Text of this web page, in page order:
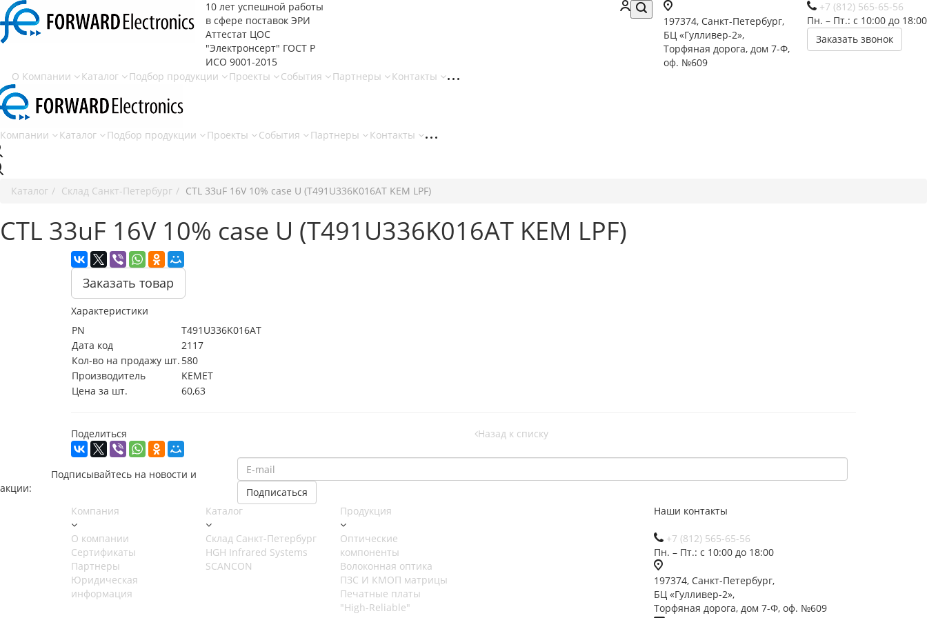
10 лет успешной работы
в сфере поставок ЭРИ
Аттестат ЦОС
"Электронсерт" ГОСТ Р
ИСО 9001-2015
+7 (812) 565-65-56
Пн. – Пт.: с 10:00 до 18:00
Заказать звонок
197374, Санкт-Петербург,
БЦ «Гулливер-2»,
Торфяная дорога, дом 7-Ф,
оф. №609
О Компании
Каталог Подбор продукции Проекты События Партнеры Контакты
Каталог Подбор продукции Проекты События Партнеры Контакты
Каталог Cклад Санкт-Петербург CTL 33uF 16V 10% case U (T491U336K016AT KEM LPF)
CTL 33uF 16V 10% case U (T491U336K016AT KEM LPF)
Заказать товар
Характеристики
PN
T491U336K016AT
Дата код
2117
Кол-во на продажу шт. 580
Производитель
KEMET
Цена за шт.
60,63
Поделиться Назад к списку
Подписывайтесь на новости и
акции:
Компания
О компании
Сертификаты
Партнеры
Юридическая
информация
Каталог
Cклад Санкт-Петербург
HGH Infrared Systems
SCANCON
Продукция
Оптические
компоненты
Волоконная оптика
ПЗС И КМОП матрицы
Печатные платы
"High-Reliable"
Наши контакты
+7 (812) 565-65-56
Пн. – Пт.: с 10:00 до 18:00
197374, Санкт-Петербург,
БЦ «Гулливер-2»,
Торфяная дорога, дом 7-Ф, оф. №609